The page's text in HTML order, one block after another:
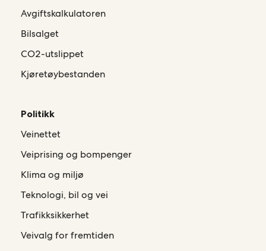
Avgiftskalkulatoren
Bilsalget
CO2-utslippet
Kjøretøybestanden
Politikk
Veinettet
Veiprising og bompenger
Klima og miljø
Teknologi, bil og vei
Trafikksikkerhet
Veivalg for fremtiden